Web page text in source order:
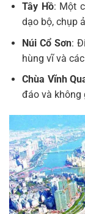
Tây Hồ: Một
dạo bộ, chụp
Núi Cổ Sơn:
hùng vĩ và
Chùa Vĩnh
đáo và không